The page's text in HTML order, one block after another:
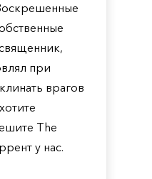
при
врагов
The
у нас.